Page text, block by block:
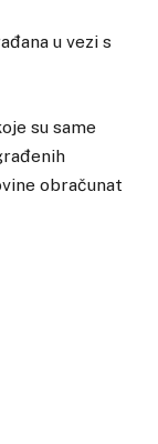
u vezi s
su same
obračunat